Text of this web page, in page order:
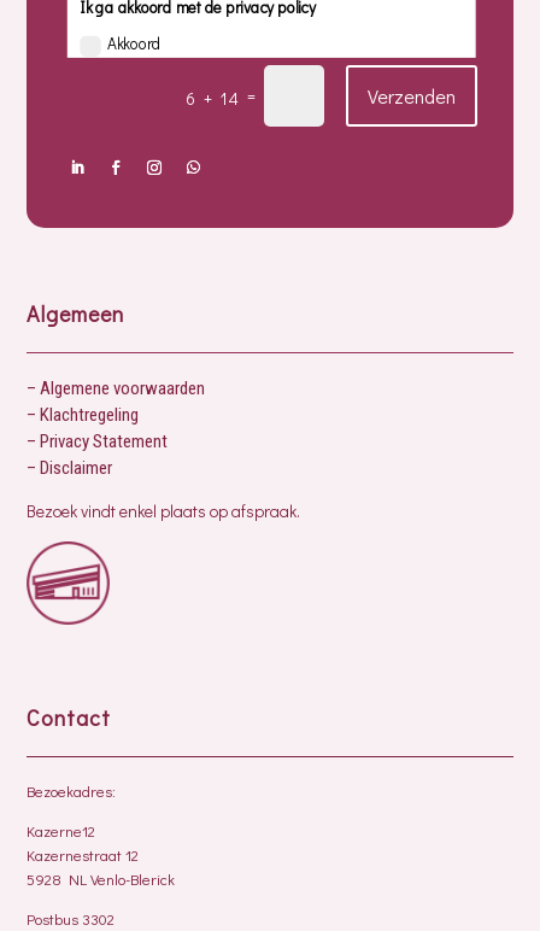
Ik ga akkoord met de privacy policy
Akkoord
6 + 14 = Verzenden
Algemeen
– Algemene voorwaarden
– Klachtregeling
– Privacy Statement
– Disclaimer
Bezoek vindt enkel plaats op afspraak.
Contact
Bezoekadres:
Kazerne12
Kazernestraat 12
5928 NL Venlo-Blerick
Postbus 3302